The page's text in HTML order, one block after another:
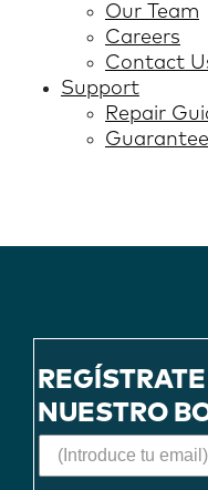
Our Team
Careers
Contact
Support
Repair
NUESTRO